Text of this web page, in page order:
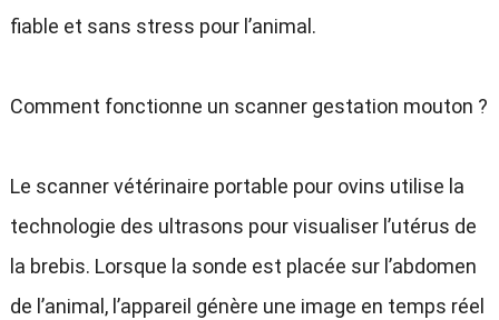
fiable et sans stress pour l’animal.
Comment fonctionne un scanner gestation mouton ?
Le scanner vétérinaire portable pour ovins utilise la
technologie des ultrasons pour visualiser l’utérus de
la brebis. Lorsque la sonde est placée sur l’abdomen
de l’animal, l’appareil génère une image en temps réel